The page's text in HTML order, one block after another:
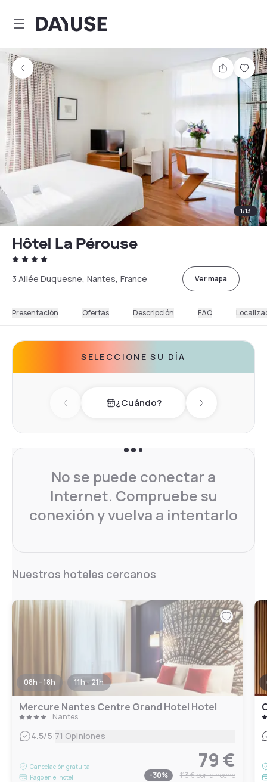
Dayuse
1/13
Hôtel La Pérouse
3 Allée Duquesne, Nantes, France Ver mapa
Presentación Ofertas Descripción FAQ
SELECCIONE SU DÍA
Previous day¿Cuándo? Next day
No se puede conectar a
Internet. Compruebe su
conexión y vuelva a intentarlo
Nuestros hoteles cercanos
08h - 18h 11h - 21h
Mercure Nantes Centre Grand Hotel Hotel
Nantes
4.5/5 71 Opiniones
Cancelación gratuita
Pago en el hotel
79 €
-30% 113 €por la noche